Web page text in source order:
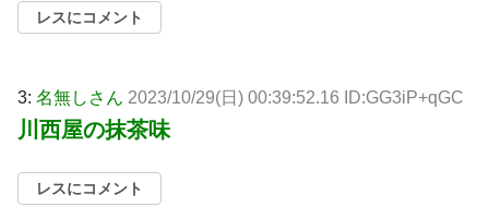
レスにコメント
3: 名無しさん 2023/10/29(日) 00:39:52.16 ID:GG3iP+qGC
川西屋の抹茶味
レスにコメント